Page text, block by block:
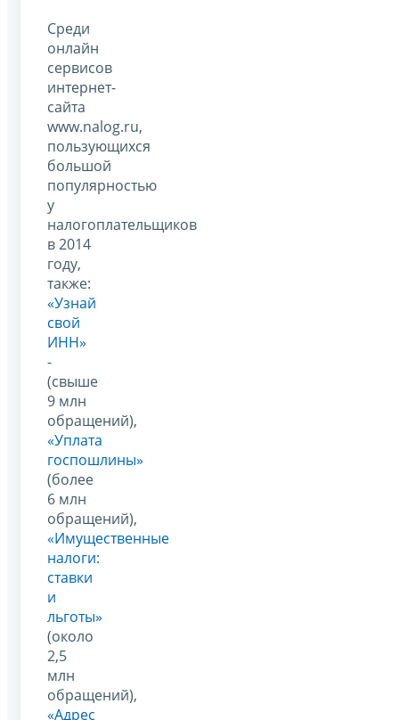
Среди
онлайн
сервисов
интернет-
сайта
www.nalog.ru,
пользующихся
большой
популярностью
у
налогоплательщиков
в 2014
году,
также:
«Узнай
свой
ИНН»
-
(свыше
9 млн
обращений),
«Уплата
госпошлины»
(более
6 млн
обращений),
«Имущественные
налоги:
ставки
и
льготы»
(около
2,5
млн
обращений),
«Адрес